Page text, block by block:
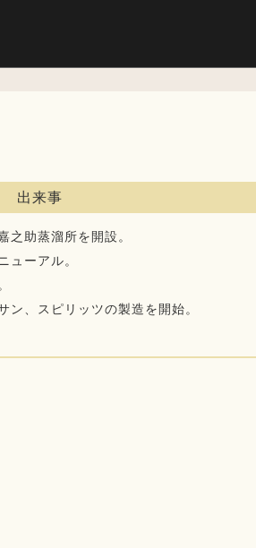
出来事
之助蒸溜所を開設。
ューアル。
ン、スピリッツの製造を開始。